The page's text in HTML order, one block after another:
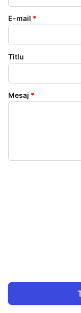
E-mail *
Titlu
Mesaj *